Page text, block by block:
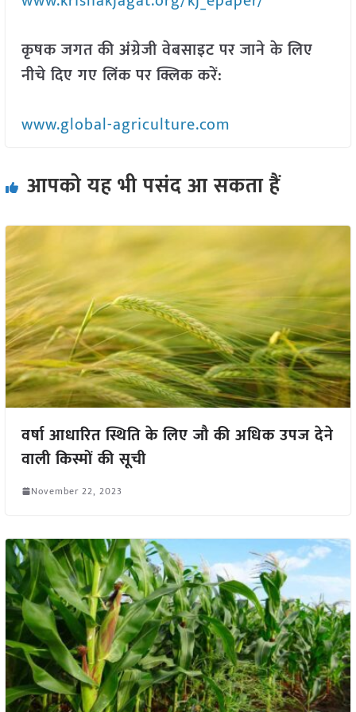
कृषक जगत की अंग्रेजी वेबसाइट पर जाने के लिए
नीचे दिए गए लिंक पर क्लिक करें:
www.global-agriculture.com
आपको यह भी पसंद आ सकता हैं
वर्षा आधारित स्थिति के लिए जौ की अधिक उपज देने
वाली किस्मों की सूची
November 22, 2023